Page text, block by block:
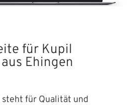
für Kupil
Ehingen
steht für Qualität und